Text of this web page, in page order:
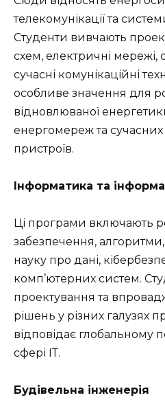
телекомунікації та
Студенти вивчають
схем, електричні мережі,
сучасні комунікаційні
особливе значення для
відновлюваної
енергомереж та
пристроїв.
Інформатика та
Ці програми включають
забезпечення,
науку про дані,
комп’ютерних систем.
проектування та
рішень у різних галузях
відповідає глобальному
сфері ІТ.
Будівельна інженерія